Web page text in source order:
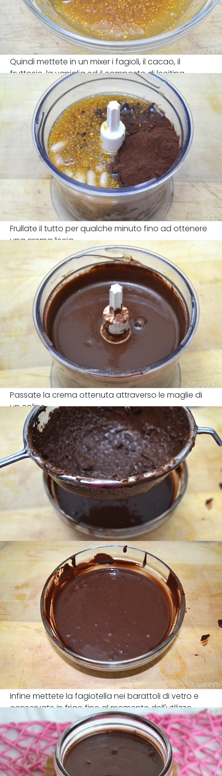
Quindi mettete in un mixer i fagioli, il cacao, il
fruttosio, la vaniglia ed il composto di lecitina.
Frullate il tutto per qualche minuto fino ad ottenere
una crema liscia.
Passate la crema ottenuta attraverso le maglie di
un colino.
Infine mettete la fagiotella nei barattoli di vetro e
conservate in frigo fino al momento dell'utilizzo.